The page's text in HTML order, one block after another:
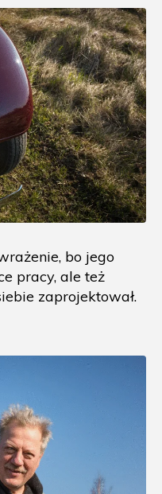
bo jego
pracy, ale też
zaprojektował.